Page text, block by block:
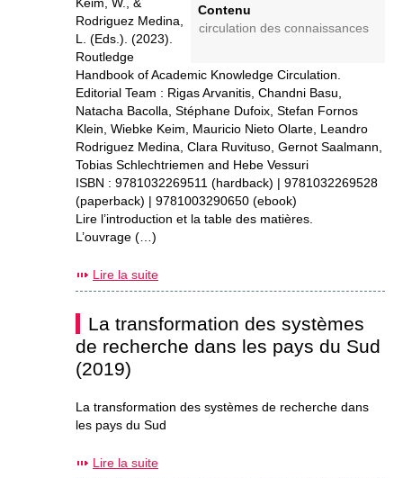
Contenu
circulation des connaissances
Rodriguez Medina,
L. (Eds.). (2023).
Routledge
Handbook of Academic Knowledge Circulation.
Editorial Team : Rigas Arvanitis, Chandni Basu,
Natacha Bacolla, Stéphane Dufoix, Stefan Fornos
Klein, Wiebke Keim, Mauricio Nieto Olarte, Leandro
Rodriguez Medina, Clara Ruvituso, Gernot Saalmann,
Tobias Schlechtriemen and Hebe Vessuri
ISBN : 9781032269511 (hardback) | 9781032269528
(paperback) | 9781003290650 (ebook)
Lire l’introduction et la table des matières.
L’ouvrage (…)
Lire la suite
La transformation des systèmes
de recherche dans les pays du Sud
(2019)
La transformation des systèmes de recherche dans
les pays du Sud
Lire la suite